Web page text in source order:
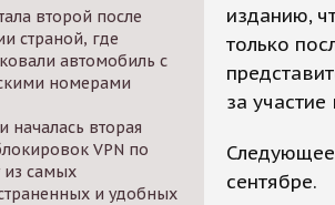
второй после
страной, где
автомобиль с
номерами
началась вторая
VPN по
самых
и удобных
изданию,
только
за
сентябре.